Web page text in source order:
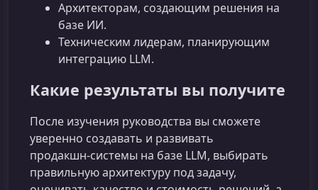
Архитекторам, создающим решения на
базе ИИ.
Техническим лидерам, планирующим
интеграцию LLM.
Какие результаты вы получите
После изучения руководства вы сможете
уверенно создавать и развивать
продакшн‑системы на базе LLM, выбирать
правильную архитектуру под задачу,